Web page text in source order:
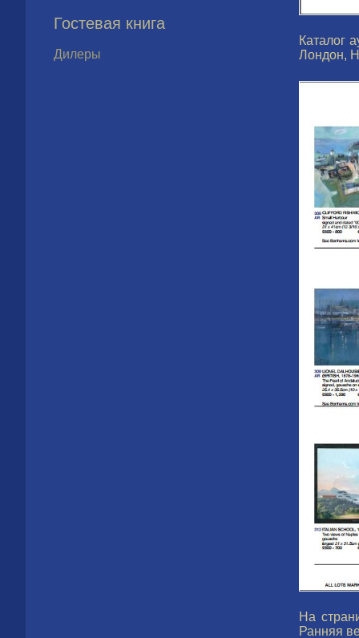
Гостевая книга
Дилеры
Каталог
Лондон,
На
Ранняя